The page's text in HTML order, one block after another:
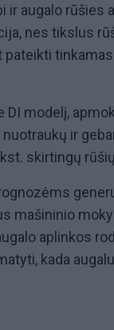
ir augalo rūšies
nes tikslus
pateikti
DI modelį,
ir
skirtingų
mašininio
aplinkos
kada